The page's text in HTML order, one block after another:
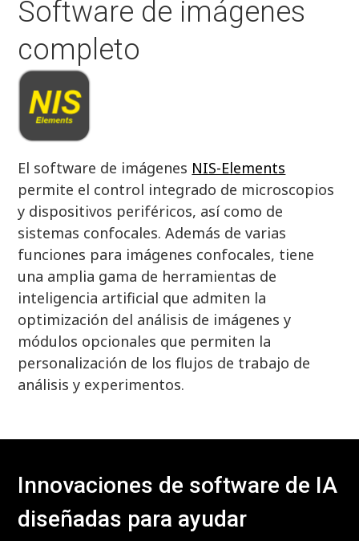
Software de imágenes
completo
El software de imágenes NIS-Elements
permite el control integrado de microscopios
y dispositivos periféricos, así como de
sistemas confocales. Además de varias
funciones para imágenes confocales, tiene
una amplia gama de herramientas de
inteligencia artificial que admiten la
optimización del análisis de imágenes y
módulos opcionales que permiten la
personalización de los flujos de trabajo de
análisis y experimentos.
Innovaciones de software de IA
diseñadas para ayudar